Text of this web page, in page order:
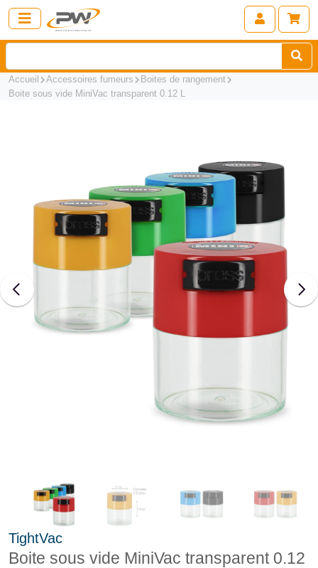
Accueil Accessoires fumeurs
Boites de rangement
Boite sous vide MiniVac transparent 0.12 L
TightVac
Boite sous vide MiniVac transparent 0.12